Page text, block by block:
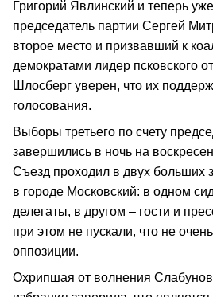
Григорий Явлинский и теперь
председатель партии Сергей
второе место и призвавший к
демократами лидер псковского
Шлосберг уверен, что их
голосования.
Выборы третьего по счету
завершились в ночь на
Съезд проходил в двух больших
в городе Московский: в одном
делегаты, в другом – гости и
при этом не пускали, что не
оппозиции.
Охрипшая от волнения